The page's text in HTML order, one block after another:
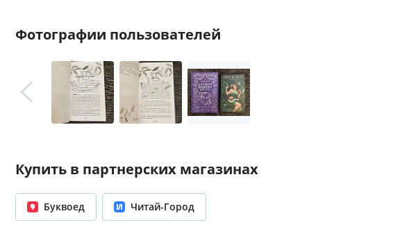
Фотографии пользователей
Купить в партнерских магазинах
Буквоед Читай-Город